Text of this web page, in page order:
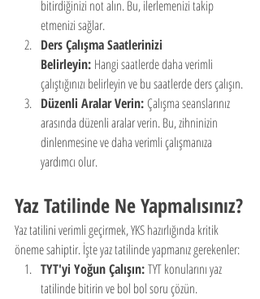
bitirdiğinizi not alın. Bu, ilerlemenizi takip
etmenizi sağlar.
Ders Çalışma Saatlerinizi
Belirleyin: Hangi saatlerde daha verimli
çalıştığınızı belirleyin ve bu saatlerde ders çalışın.
Düzenli Aralar Verin: Çalışma seanslarınız
arasında düzenli aralar verin. Bu, zihninizin
dinlenmesine ve daha verimli çalışmanıza
yardımcı olur.
Yaz Tatilinde Ne Yapmalısınız?
Yaz tatilini verimli geçirmek, YKS hazırlığında kritik
öneme sahiptir. İşte yaz tatilinde yapmanız gerekenler:
TYT'yi Yoğun Çalışın: TYT konularını yaz
tatilinde bitirin ve bol bol soru çözün.